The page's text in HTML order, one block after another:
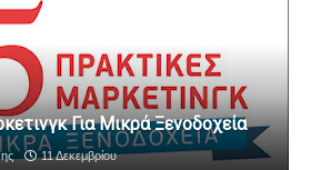
Για Μικρά Ξενοδοχεία
11 Δεκεμβρίου